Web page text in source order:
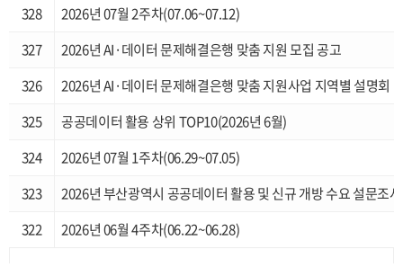
328
2026년 07월 2주차(07.06~07.12)
327
2026년 AI·데이터 문제해결은행 맞춤 지원 모집 공고
326
2026년 AI·데이터 문제해결은행 맞춤 지원사업 지역별 설명회
325
공공데이터 활용 상위 TOP10(2026년 6월)
324
2026년 07월 1주차(06.29~07.05)
323
2026년 부산광역시 공공데이터 활용 및 신규 개방 수요 설문조사
322
2026년 06월 4주차(06.22~06.28)